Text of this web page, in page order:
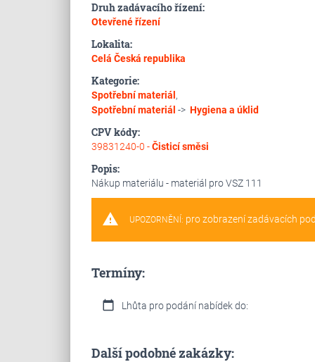
Druh zadávacího řízení:
Otevřené řízení
Lokalita:
Celá Česká republika
Kategorie:
Spotřební materiál ,
Spotřební materiál -> Hygiena a úklid
CPV kódy:
39831240-0 -Čisticí směsi
Popis:
Nákup materiálu - materiál pro VSZ 111
warning UPOZORNĚNÍ: pro zobrazení zadávacích
Termíny:
calendar_today Lhůta pro podání nabídek do:
Další podobné zakázky: